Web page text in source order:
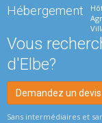
Hébergement
Vous
d'Elbe?
Demandez un
Sans intermédiaires et